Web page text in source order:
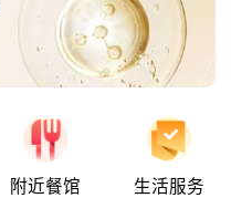
附近餐馆 生活服务